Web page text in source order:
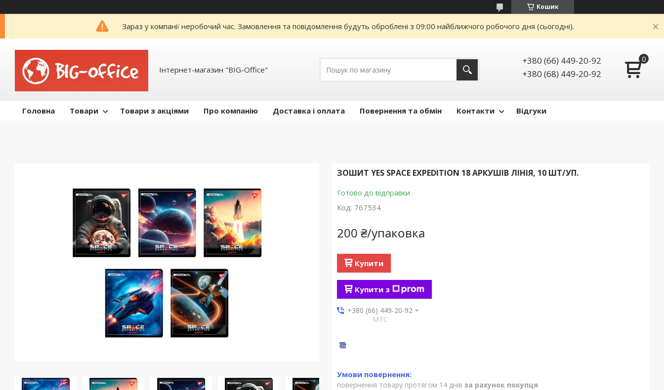
Кошик
Зараз у компанії неробочий час. Замовлення та повідомлення будуть оброблені з 09:00 найближчого робочого дня (сьогодні).
Інтернет-магазин "BIG-Office"
+380 (66) 449-20-92
+380 (68) 449-20-92
Головна Товари Товари з акціями Про компанію Доставка і оплата Повернення та обмін Контакти Відгуки
ЗОШИТ YES SPACE EXPEDITION 18 АРКУШІВ ЛІНІЯ, 10 ШТ/УП.
Готово до відправки
Код: 767534
200 ₴/упаковка
Купити
Купити з
+380 (66) 449-20-92
МТС
повернення товару протягом 14 днів за рахунок покупця